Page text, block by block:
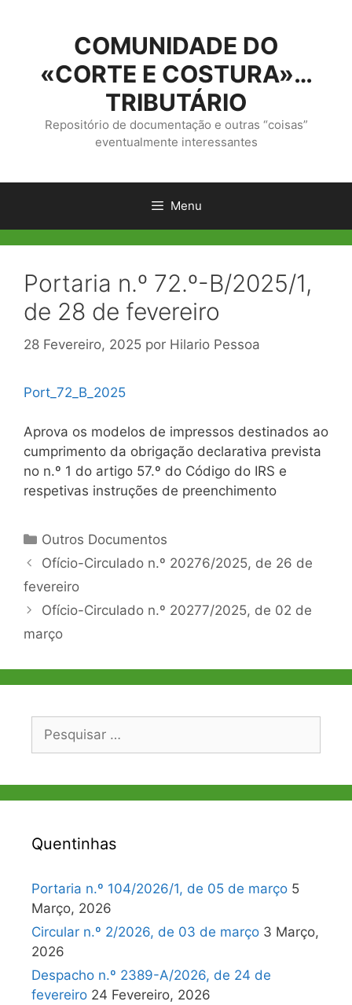
conteúdo
COMUNIDADE DO
«CORTE E COSTURA»…
TRIBUTÁRIO
Repositório de documentação e outras “coisas”
eventualmente interessantes
Menu
Portaria n.º 72.º-B/2025/1,
de 28 de fevereiro
28 Fevereiro, 2025 por Hilario Pessoa
Port 72 B 2025
Aprova os modelos de impressos destinados ao
cumprimento da obrigação declarativa prevista
no n.º 1 do artigo 57.º do Código do IRS e
respetivas instruções de preenchimento
Categorias
Outros Documentos
Navegação
de
Ofício-Circulado n.º 20276/2025, de 26 de
fevereiro
Ofício-Circulado n.º 20277/2025, de 02 de
março
Pesquisar
Quentinhas
Portaria n.º 104/2026/1, de 05 de março 5
Março, 2026
Circular n.º 2/2026, de 03 de março 3 Março,
2026
Despacho n.º 2389-A/2026, de 24 de
fevereiro 24 Fevereiro, 2026